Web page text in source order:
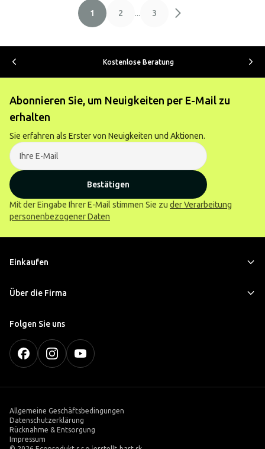
1 2 ... 3
Kostenlose Beratung
Abonnieren Sie, um Neuigkeiten per E-Mail zu
erhalten
Sie erfahren als Erster von Neuigkeiten und Aktionen.
Bestätigen
Mit der Eingabe Ihrer E-Mail stimmen Sie zu der Verarbeitung
personenbezogener Daten
Einkaufen
Über die Firma
Folgen Sie uns
Allgemeine Geschäftsbedingungen
Datenschutzerklärung
Rücknahme & Entsorgung
Impressum